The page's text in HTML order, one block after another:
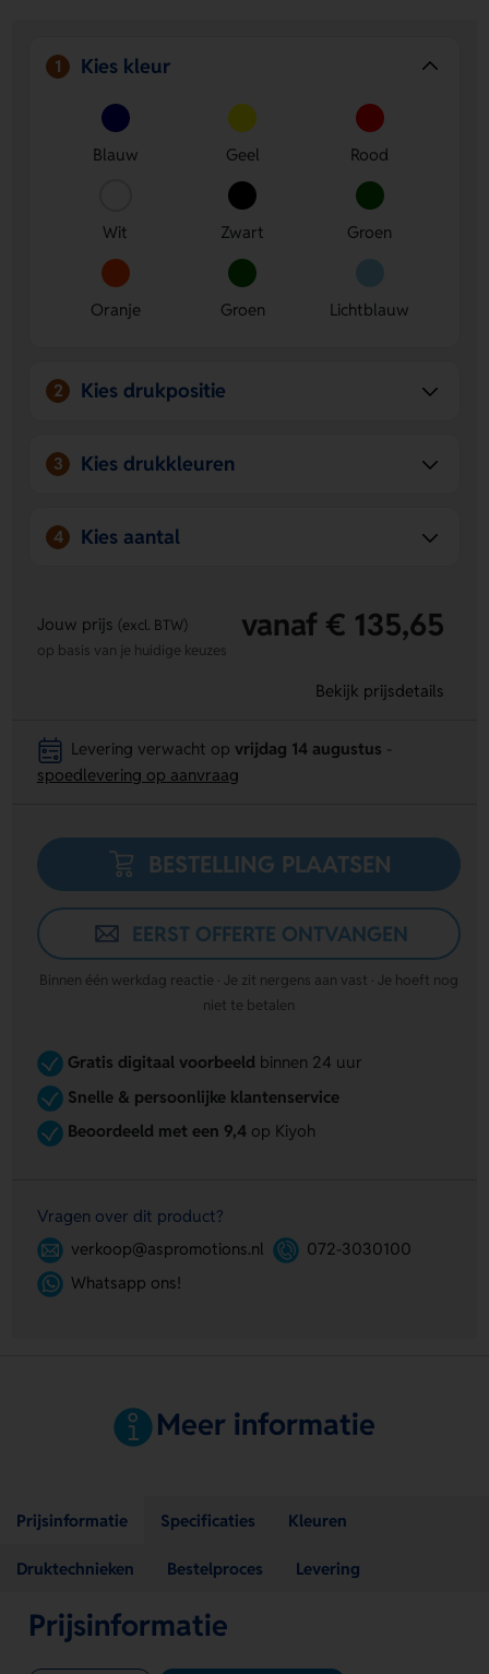
Ruimte voor jouw ontwerp
- Laat een logo, naam of
eigen ontwerp aanbrengen op Rechtshandig,
Linkshandig, Op product, Roterende zeefdruk aan de
kant tegenover het oor, Tegenover handgreep, Wrap,
Binnenkant - rechtshandig of Binnenkant - linkshandig.
Leuk om cadeau te geven- De mok wordt geleverd in
een geschenkverpakking en is meteen klaar om weg te
handig voor koffie, thee of chocolademelk.
1 Kies kleur
Blauw Geel Rood
Wit Zwart Groen
Oranje Groen Lichtblauw
2 Kies drukpositie
3 Kies drukkleuren
4 Kies aantal
Jouw prijs (excl. BTW) vanaf € 135,65
op basis van je huidige keuzes
Bekijk prijsdetails
Levering verwacht opvrijdag 14 augustus
spoedlevering op aanvraag
BESTELLING PLAATSEN
EERST OFFERTE ONTVANGEN
Binnen één werkdag reactie · Je zit nergens aan vast · Je hoeft nog
niet te betalen
Gratis digitaal voorbeeld binnen 24 uur
Snelle & persoonlijke klantenservice
Beoordeeld met een 9,4op Kiyoh
Vragen over dit product?
verkoop@aspromotions.nl
072-3030100
Whatsapp ons!
Meer informatie
Prijsinformatie Specificaties Kleuren
Druktechnieken Bestelproces Levering
Prijsinformatie